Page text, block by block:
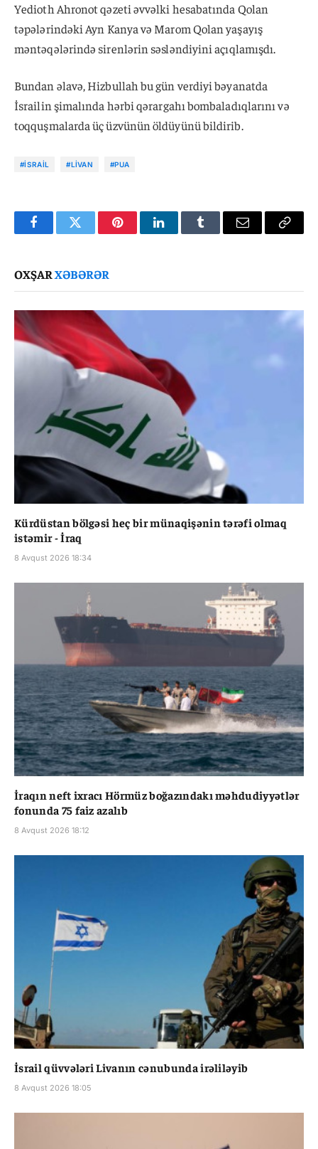
Yedioth Ahronot qəzeti əvvəlki hesabatında Qolan
təpələrindəki Ayn Kanya və Marom Qolan yaşayış
məntəqələrində sirenlərin səsləndiyini açıqlamışdı.
Bundan əlavə, Hizbullah bu gün verdiyi bəyanatda
İsrailin şimalında hərbi qərargahı bombaladıqlarını və
toqquşmalarda üç üzvünün öldüyünü bildirib.
#İSRAIL #LIVAN #PUA
FacebookTwitter PinterestLinkedInTumblr Email
Copy
OXŞARXƏBƏRƏR
Kürdüstan bölgəsi heç bir münaqişənin tərəfi olmaq
istəmir - İraq
8 Avqust 2026 18:34
İraqın neft ixracı Hörmüz boğazındakı məhdudiyyətlər
fonunda 75 faiz azalıb
8 Avqust 2026 18:12
İsrail qüvvələri Livanın cənubunda irəliləyib
8 Avqust 2026 18:05